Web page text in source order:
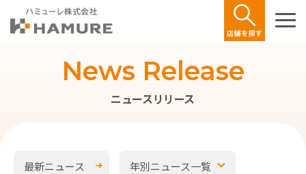
ニュースリリース
News Release
最新ニュース 年別ニュース一覧